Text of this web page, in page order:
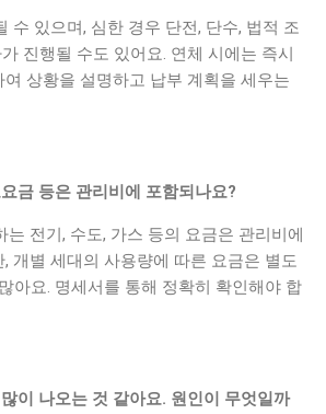
수 있으며, 심한 경우 단전, 단수, 법적 조
진행될 수도 있어요. 연체 시에는 즉시
상황을 설명하고 납부 계획을 세우는
금 등은 관리비에 포함되나요?
는 전기, 수도, 가스 등의 요금은 관리비에
개별 세대의 사용량에 따른 요금은 별도
아요. 명세서를 통해 정확히 확인해야 합
이 나오는 것 같아요. 원인이 무엇일까